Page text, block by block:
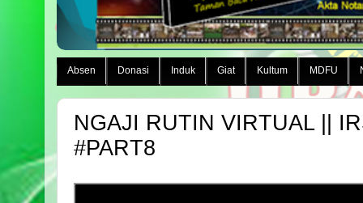
Absen Donasi Induk Giat Kultum MDFU
NGAJI RUTIN VIRTUAL ||
#PART8